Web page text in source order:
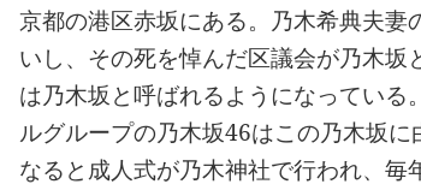
京都の港区赤坂にある。乃木希典夫妻
いし、その死を悼んだ区議会が乃木
は乃木坂と呼ばれるようになってい
ルグループの乃木坂46はこの乃木坂
なると成人式が乃木神社で行われ、毎